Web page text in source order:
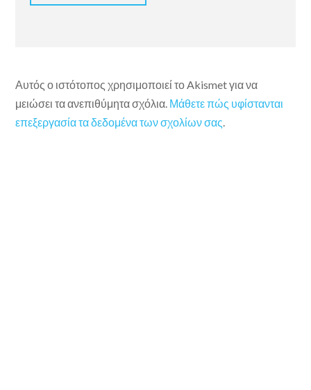
Αυτός ο ιστότοπος χρησιμοποιεί το Akismet για να
μειώσει τα ανεπιθύμητα σχόλια. Μάθετε πώς υφίστανται
επεξεργασία τα δεδομένα των σχολίων σας